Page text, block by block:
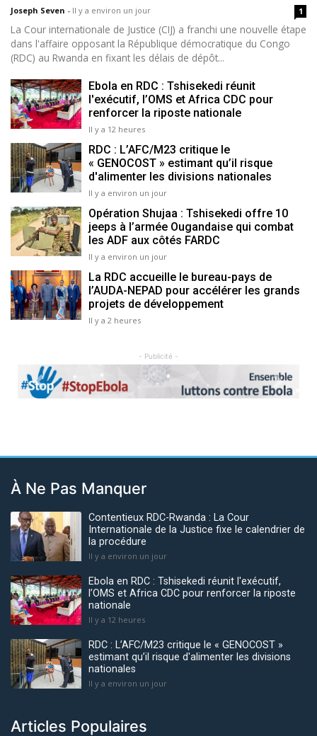
Joseph Seven - Il y a environ un jour 1
La Cour internationale de Justice (CIJ) a franchi une nouvelle étape
dans l'affaire opposant la République démocratique du Congo
(RDC) au Rwanda en fixant les délais de dépôt...
Ebola en RDC : Tshisekedi réunit
l'exécutif, l’OMS et Africa CDC pour
renforcer la riposte nationale
Il y a 12 heures
RDC : L’AFC/M23 critique le
« GENOCOST » estimant qu’il risque
d'alimenter les divisions nationales
Il y a environ un jour
Opération Shujaa : Tshisekedi offre 10
jeeps à l’armée Ougandaise qui combat
les ADF aux côtés FARDC
Il y a environ un jour
La RDC accueille le bureau-pays de
l’AUDA-NEPAD pour accélérer les grands
projets de développement
Il y a 2 heures
- Publicité -
Previous Next
À Ne Pas Manquer
Contentieux RDC-Rwanda : La Cour
Internationale de la Justice fixe le calendrier de
la procédure
Il y a environ un jour
Ebola en RDC : Tshisekedi réunit l'exécutif,
l’OMS et Africa CDC pour renforcer la riposte
nationale
Il y a 12 heures
RDC : L’AFC/M23 critique le « GENOCOST »
estimant qu’il risque d'alimenter les divisions
nationales
Il y a environ un jour
Articles Populaires